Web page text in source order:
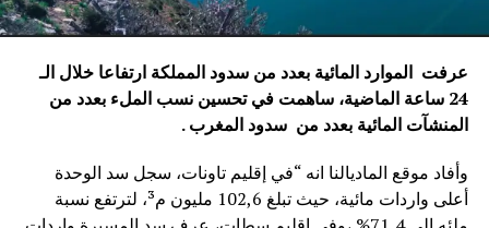
عرفت الموارد المائية بعدد من سدود المملكة ارتفاعا خلال الـ
24 ساعة الماضية، ساهمت في تحسين نسب الملء بعدد من
المنشآت المائية بعدد من سدود المغرب .
وأفاد موقع الماديالنا انه “في إقليم تاونات، سجل سد الوحدة
أعلى واردات مائية، حيث تبلغ 102,6 مليون م³، لترتفع نسبة